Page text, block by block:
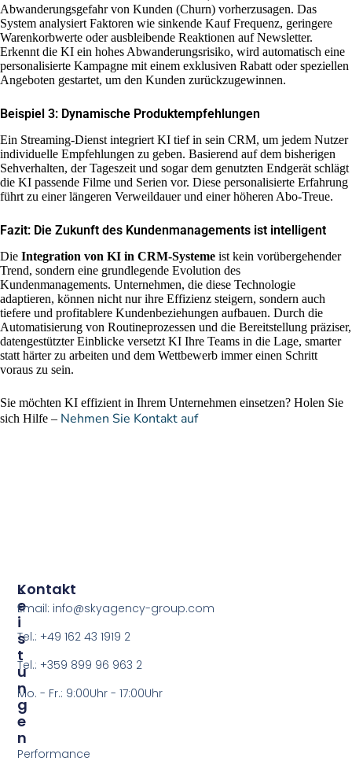
Abwanderungsgefahr von Kunden (Churn) vorherzusagen. Das
System analysiert Faktoren wie sinkende Kauf Frequenz, geringere
Warenkorbwerte oder ausbleibende Reaktionen auf Newsletter.
Erkennt die KI ein hohes Abwanderungsrisiko, wird automatisch eine
personalisierte Kampagne mit einem exklusiven Rabatt oder speziellen
Angeboten gestartet, um den Kunden zurückzugewinnen.
Beispiel 3: Dynamische Produktempfehlungen
Ein Streaming-Dienst integriert KI tief in sein CRM, um jedem Nutzer
individuelle Empfehlungen zu geben. Basierend auf dem bisherigen
Sehverhalten, der Tageszeit und sogar dem genutzten Endgerät schlägt
die KI passende Filme und Serien vor. Diese personalisierte Erfahrung
führt zu einer längeren Verweildauer und einer höheren Abo-Treue.
Fazit: Die Zukunft des Kundenmanagements ist intelligent
Die Integration von KI in CRM-Systeme ist kein vorübergehender
Trend, sondern eine grundlegende Evolution des
Kundenmanagements. Unternehmen, die diese Technologie
adaptieren, können nicht nur ihre Effizienz steigern, sondern auch
tiefere und profitablere Kundenbeziehungen aufbauen. Durch die
Automatisierung von Routineprozessen und die Bereitstellung präziser,
datengestützter Einblicke versetzt KI Ihre Teams in die Lage, smarter
statt härter zu arbeiten und dem Wettbewerb immer einen Schritt
voraus zu sein.
Sie möchten KI effizient in Ihrem Unternehmen einsetzen? Holen Sie
sich Hilfe – Nehmen Sie Kontakt auf
L
E
I
S
T
U
N
G
E
N
Performance
Kontakt
Email: info@skyagency-group.com
Tel.: +49 162 43 1919 2
Tel.: +359 899 96 963 2
Mo. - Fr.: 9:00Uhr - 17:00Uhr